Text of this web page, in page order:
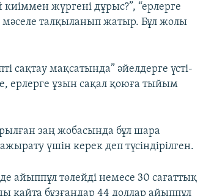
жүргені дұрыс?”, “ерлерге
мәселе талқыланып жатыр. Бұл жолы
сақтау мақсатында” әйелдерге үсті-
ерлерге ұзын сақал қоюға тыйым
заң жобасында бұл шара
үшін керек деп түсіндірілген.
айыппұл төлейді немесе 30 сағаттық
қайта бұзғандар 44 доллар айыппұл